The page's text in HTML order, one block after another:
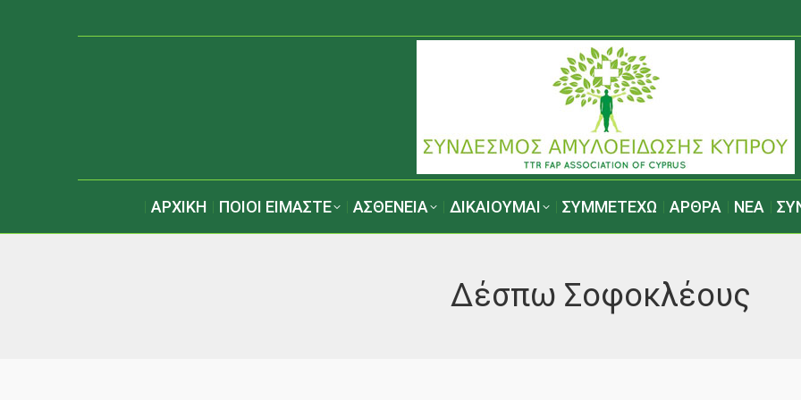
ΑΡΧΙΚΗ ΠΟΙΟΙ ΕΙΜΑΣΤΕ ΑΣΘΕΝΕΙΑ ΔΙΚΑΙΟΥΜΑΙ ΣΥΜΜΕΤΕΧΩ ΑΡΘΡΑ ΝΕΑ
Δέσπω Σοφοκλέους